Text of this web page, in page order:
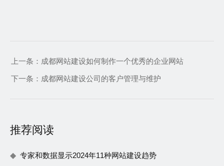
上一条： 成都网站建设如何制作一个优秀的企业网站
下一条： 成都网站建设公司的客户管理与维护
推荐阅读
专家和数据显示2024年11种网站建设趋势